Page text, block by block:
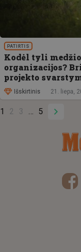
PATIRTIS
Kodėl tyli
organizacijos?
projekto
Išskirtinis 21. liepa,
1 2 3 5